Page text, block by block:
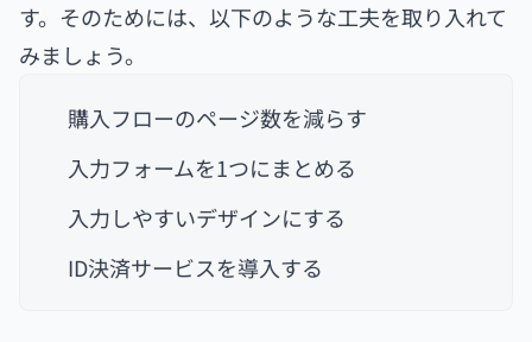
す。そのためには、以下のような工夫を取り入れて
みましょう。
購入フローのページ数を減らす
入力フォームを1つにまとめる
入力しやすいデザインにする
ID決済サービスを導入する